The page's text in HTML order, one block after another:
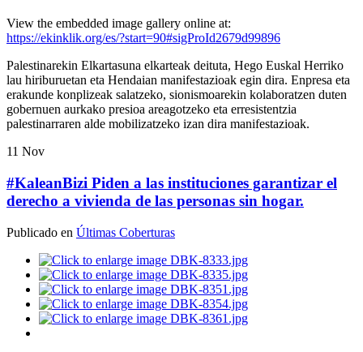
View the embedded image gallery online at:
https://ekinklik.org/es/?start=90#sigProId2679d99896
Palestinarekin Elkartasuna elkarteak deituta, Hego Euskal Herriko
lau hiriburuetan eta Hendaian manifestazioak egin dira. Enpresa eta
erakunde konplizeak salatzeko, sionismoarekin kolaboratzen duten
gobernuen aurkako presioa areagotzeko eta erresistentzia
palestinarraren alde mobilizatzeko izan dira manifestazioak.
11 Nov
#KaleanBizi Piden a las instituciones garantizar el
derecho a vivienda de las personas sin hogar.
Publicado en Últimas Coberturas